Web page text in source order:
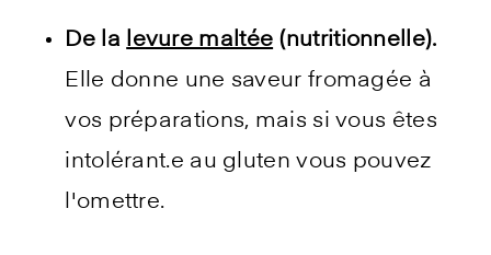
De la levure maltée (nutritionnelle).
Elle donne une saveur fromagée à
vos préparations, mais si vous êtes
intolérant.e au gluten vous pouvez
l'omettre.